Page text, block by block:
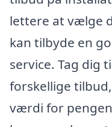
lettere at vælge
kan tilbyde en
service. Tag dig
forskellige
værdi for